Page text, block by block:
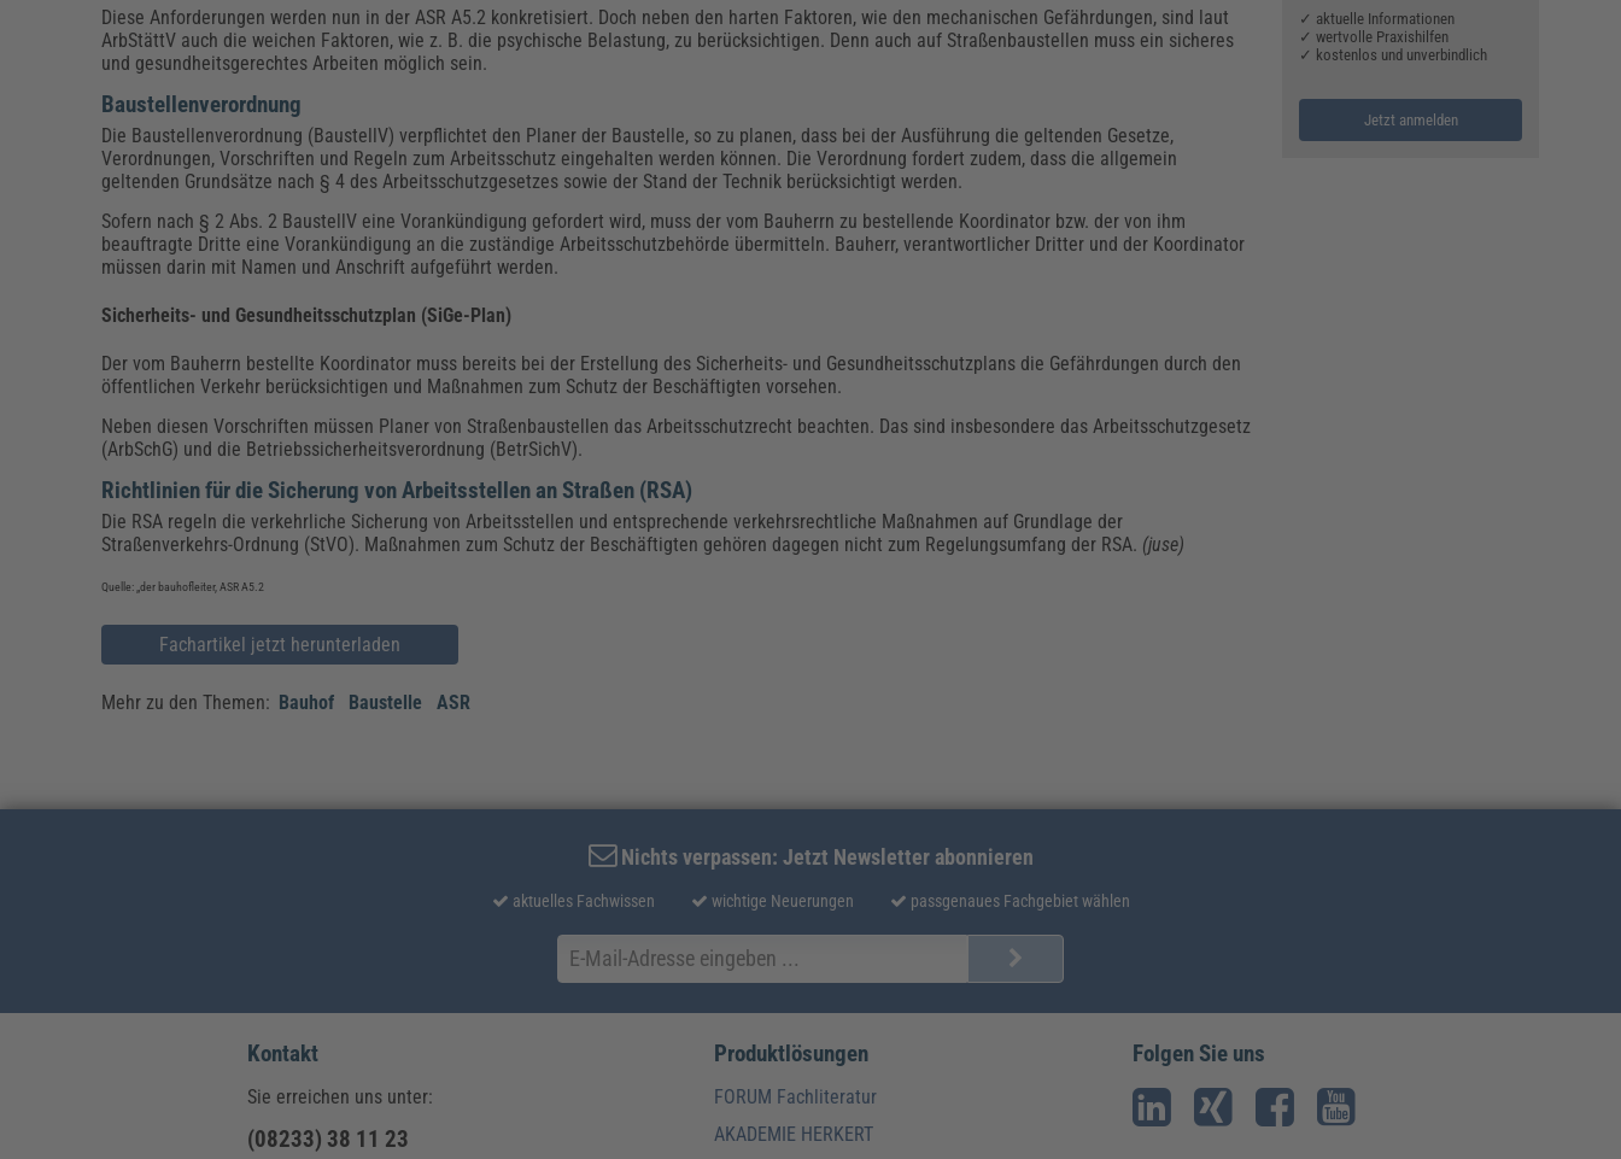
Diese Anforderungen werden nun in der ASR A5.2 konkretisiert. Doch neben den harten Faktoren, wie den mechanischen Gefährdungen, sind laut
ArbStättV auch die weichen Faktoren, wie z. B. die psychische Belastung, zu berücksichtigen. Denn auch auf Straßenbaustellen muss ein sicheres
und gesundheitsgerechtes Arbeiten möglich sein.
Baustellenverordnung
Die Baustellenverordnung (BaustellV) verpflichtet den Planer der Baustelle, so zu planen, dass bei der Ausführung die geltenden Gesetze,
Verordnungen, Vorschriften und Regeln zum Arbeitsschutz eingehalten werden können. Die Verordnung fordert zudem, dass die allgemein
geltenden Grundsätze nach § 4 des Arbeitsschutzgesetzes sowie der Stand der Technik berücksichtigt werden.
Sofern nach § 2 Abs. 2 BaustellV eine Vorankündigung gefordert wird, muss der vom Bauherrn zu bestellende Koordinator bzw. der von ihm
beauftragte Dritte eine Vorankündigung an die zuständige Arbeitsschutzbehörde übermitteln. Bauherr, verantwortlicher Dritter und der Koordinator
müssen darin mit Namen und Anschrift aufgeführt werden.
Sicherheits- und Gesundheitsschutzplan (SiGe-Plan)
Der vom Bauherrn bestellte Koordinator muss bereits bei der Erstellung des Sicherheits- und Gesundheitsschutzplans die Gefährdungen durch den
öffentlichen Verkehr berücksichtigen und Maßnahmen zum Schutz der Beschäftigten vorsehen.
Neben diesen Vorschriften müssen Planer von Straßenbaustellen das Arbeitsschutzrecht beachten. Das sind insbesondere das Arbeitsschutzgesetz
(ArbSchG) und die Betriebssicherheitsverordnung (BetrSichV).
Richtlinien für die Sicherung von Arbeitsstellen an Straßen (RSA)
Die RSA regeln die verkehrliche Sicherung von Arbeitsstellen und entsprechende verkehrsrechtliche Maßnahmen auf Grundlage der
Straßenverkehrs-Ordnung (StVO). Maßnahmen zum Schutz der Beschäftigten gehören dagegen nicht zum Regelungsumfang der RSA. (juse)
Quelle: „der bauhofleiter, ASR A5.2
Fachartikel jetzt herunterladen
Mehr zu den Themen: Bauhof Baustelle ASR
✓ aktuelle Informationen
✓ wertvolle Praxishilfen
✓ kostenlos und unverbindlich
Jetzt anmelden
Nichts verpassen: Jetzt Newsletter abonnieren
aktuelles Fachwissen wichtige Neuerungen passgenaues Fachgebiet wählen
Kontakt
Sie erreichen uns unter:
(08233) 38 11 23
Produktlösungen
FORUM Fachliteratur
AKADEMIE HERKERT
Folgen Sie uns